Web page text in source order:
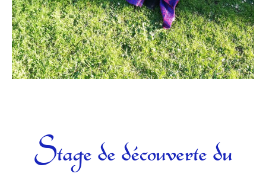
Stage de découverte du